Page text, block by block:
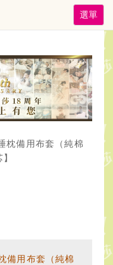
Toggle
選單
備用布套（純棉